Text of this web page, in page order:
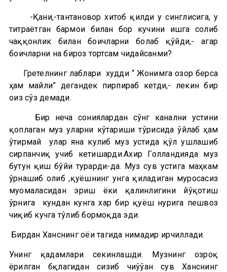
-Қани,-тантановор хитоб қилди у синглисига, у
титраётган бармоғи билан бор кучини ишга солиб
чаққонлик билан боғичларни боғлаб қўйди,- агар
боғичларни на бироз тортсам чидайсанми?
Гретелнинг лаблари худди “ Жонимга озор берса
ҳам майли” дегандек пирпираб кетди,- лекин бир
оғиз сўз демади.
Бир неча сониялардан сўнг канални устини
қоплаган муз уларни кўтариши тўғрисида ўйлаб ҳам
ўтирмай улар яна кулиб муз устида қўл ушлашиб
сирпанчиқ учиб кетишарди.Ахир Голландияда муз
бутун қиш бўйи турарди-да. Муз сув устига маҳкам
ўрнашиб олиб ,қуёшнинг унга қиладиган муросасиз
муомаласидан эриш ёки қалинлигини йўқотиш
ўрнига кундан кунга хар бир қуёш нурига пешвоз
чиқиб кучга тўлиб бормоқда эди.
Бирдан Ханснинг оёғи тагида нимадир ғирчиллади.
Унинг қадамлари секинлашди. Музнинг озроқ
ёрилган бқлагидан сизиб чиўўан сув Ханснинг